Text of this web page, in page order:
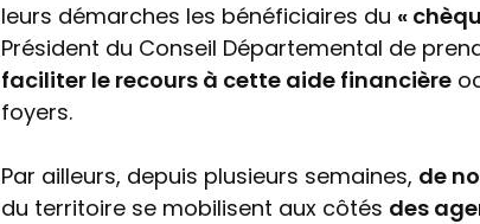
leurs démarches les bénéficiaires du «
Président du Conseil Départemental de
faciliter le recours à cette aide financière
foyers.
Par ailleurs, depuis plusieurs semaines, de
du territoire se mobilisent aux côtés des